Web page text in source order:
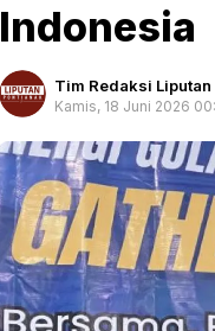
Indonesia
Tim Redaksi
Kamis, 18 Juni 2026